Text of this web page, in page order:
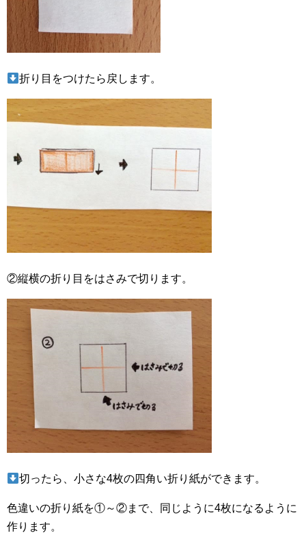
折り目をつけたら戻します。
②縦横の折り目をはさみで切ります。
切ったら、小さな4枚の四角い折り紙ができます。
色違いの折り紙を①～②まで、同じように4枚になるように
作ります。